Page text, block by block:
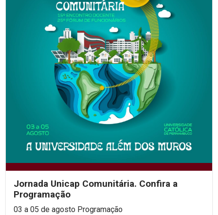
Jornada Unicap Comunitária. Confira a
Programação
03 a 05 de agosto Programação